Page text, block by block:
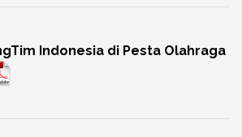
Indonesia di Pesta Olahraga